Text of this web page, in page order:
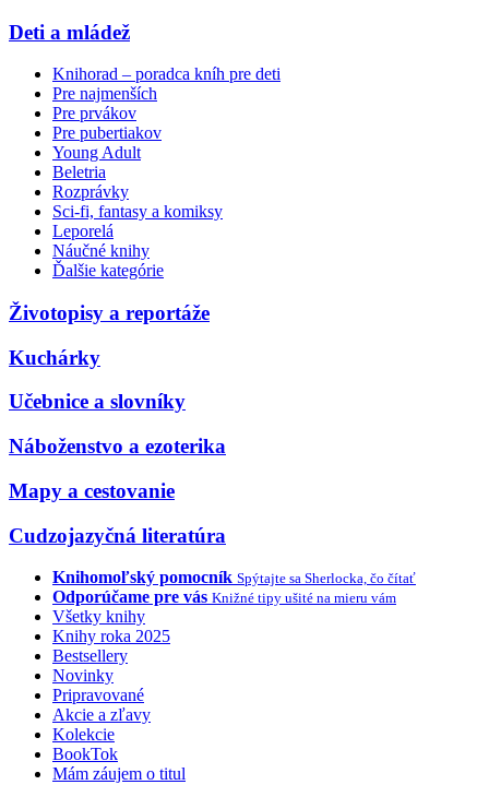
Deti a mládež
Knihorad – poradca kníh pre deti
Pre najmenších
Pre prvákov
Pre pubertiakov
Young Adult
Beletria
Rozprávky
Sci-fi, fantasy a komiksy
Leporelá
Náučné knihy
Ďalšie kategórie
Životopisy a reportáže
Kuchárky
Učebnice a slovníky
Náboženstvo a ezoterika
Mapy a cestovanie
Cudzojazyčná literatúra
Knihomoľský pomocník Spýtajte sa Sherlocka, čo čítať
Odporúčame pre vás Knižné tipy ušité na mieru vám
Všetky knihy
Knihy roka 2025
Bestsellery
Novinky
Pripravované
Akcie a zľavy
Kolekcie
BookTok
Mám záujem o titul